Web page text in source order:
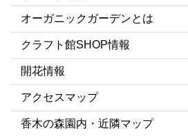
オーガニックガーデンとは
クラフト館SHOP情報
開花情報
アクセスマップ
香木の森園内・近隣マップ